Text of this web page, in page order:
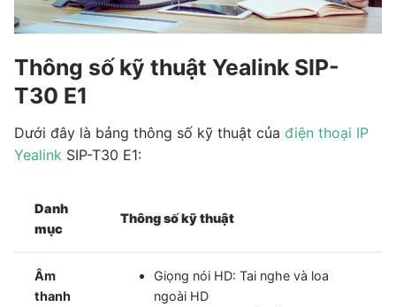
Thông số kỹ thuật Yealink SIP-
T30 E1
Dưới đây là bảng thông số kỹ thuật của điện thoại IP
Yealink SIP-T30 E1:
Danh
mục
Thông số kỹ thuật
Âm
thanh
Giọng nói HD: Tai nghe và loa
ngoài HD